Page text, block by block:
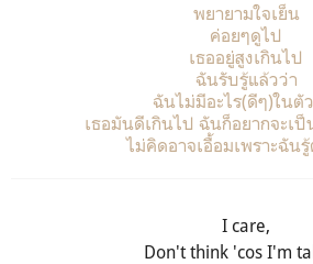
พยายามใจเย็น
ค่อยๆดูไป
เธออยู่สูงเกินไป
ฉันรับรู้แล้วว่า
ฉันไม่มีอะไร(ดีๆ)ในตั
เธอมันดีเกินไป ฉันก็อยากจะเ
ไม่คิดอาจเอื้อมเพราะฉันรู้
I care,
Don't think 'cos I'm